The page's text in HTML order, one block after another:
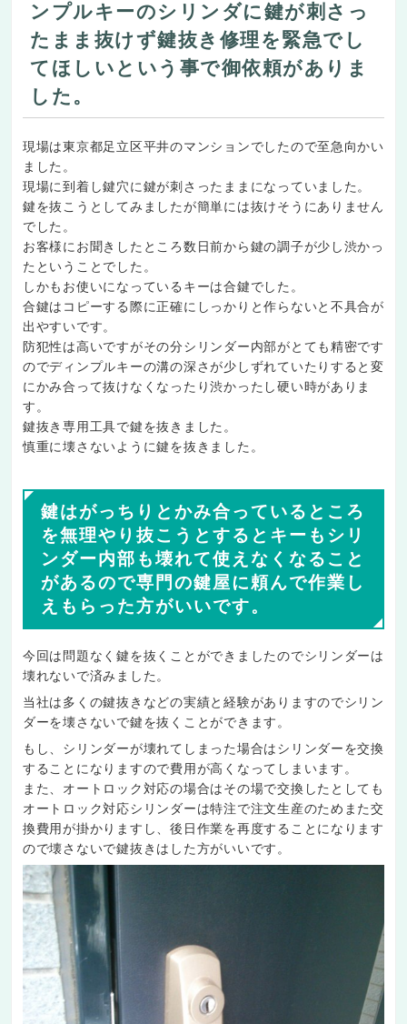
ンプルキーのシリンダに鍵が刺さっ
たまま抜けず鍵抜き修理を緊急でし
てほしいという事で御依頼がありま
した。
現場は東京都足立区平井のマンションでしたので至急向かい
ました。
現場に到着し鍵穴に鍵が刺さったままになっていました。
鍵を抜こうとしてみましたが簡単には抜けそうにありません
でした。
お客様にお聞きしたところ数日前から鍵の調子が少し渋かっ
たということでした。
しかもお使いになっているキーは合鍵でした。
合鍵はコピーする際に正確にしっかりと作らないと不具合が
出やすいです。
防犯性は高いですがその分シリンダー内部がとても精密です
のでディンプルキーの溝の深さが少しずれていたりすると変
にかみ合って抜けなくなったり渋かったし硬い時がありま
す。
鍵抜き専用工具で鍵を抜きました。
慎重に壊さないように鍵を抜きました。
鍵はがっちりとかみ合っているところ
を無理やり抜こうとするとキーもシリ
ンダー内部も壊れて使えなくなること
があるので専門の鍵屋に頼んで作業し
えもらった方がいいです。
今回は問題なく鍵を抜くことができましたのでシリンダーは
壊れないで済みました。
当社は多くの鍵抜きなどの実績と経験がありますのでシリン
ダーを壊さないで鍵を抜くことができます。
もし、シリンダーが壊れてしまった場合はシリンダーを交換
することになりますので費用が高くなってしまいます。
また、オートロック対応の場合はその場で交換したとしても
オートロック対応シリンダーは特注で注文生産のためまた交
換費用が掛かりますし、後日作業を再度することになります
ので壊さないで鍵抜きはした方がいいです。